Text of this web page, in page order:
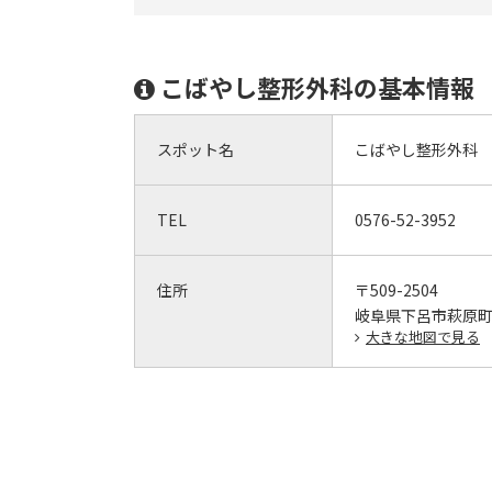
こばやし整形外科の基本情報
スポット名 こばやし整形外科
TEL 0576-52-3952
住所
〒509-2504
岐阜県下呂市萩原
大きな地図で見る